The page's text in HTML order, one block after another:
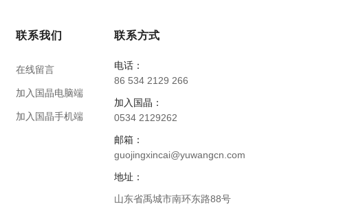
联系我们
在线留言
加入国晶电脑端
加入国晶手机端
联系方式
电话：
86 534 2129 266
加入国晶：
0534 2129262
邮箱：
guojingxincai@yuwangcn.com
地址：
山东省禹城市南环东路88号